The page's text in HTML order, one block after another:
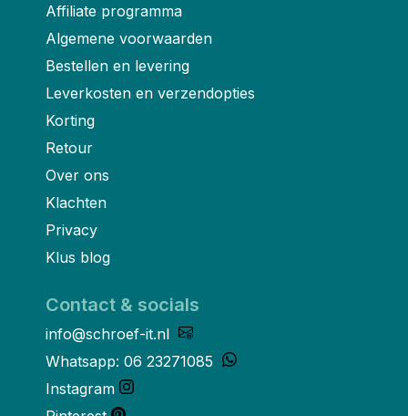
Affiliate programma
Algemene voorwaarden
Bestellen en levering
Leverkosten en verzendopties
Korting
Retour
Over ons
Klachten
Privacy
Klus blog
Contact & socials
info@schroef-it.nl
Whatsapp: 06 23271085
Instagram